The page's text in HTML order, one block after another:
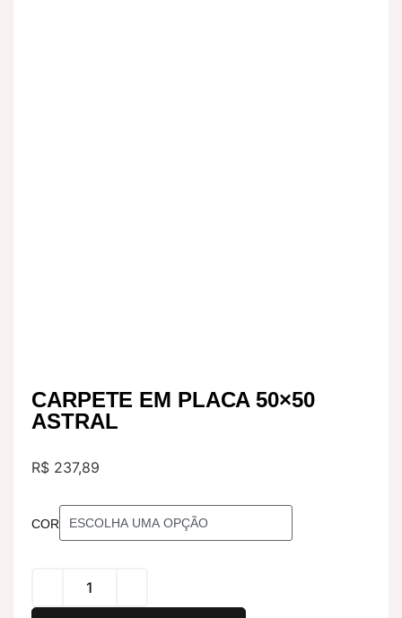
CARPETE EM PLACA 50×50
ASTRAL
R$ 237,89
COR